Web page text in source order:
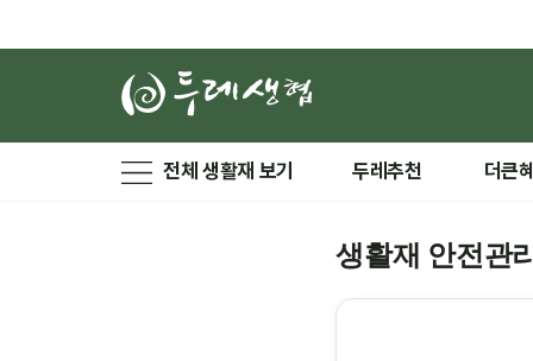
전체 생활재 보기 두레추천 더큰
생활재 안전관